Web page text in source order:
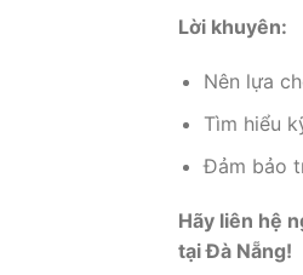
Lời khuyên:
Nên lựa
Tìm hiểu
Đảm bảo
Hãy liên hệ
tại Đà Nẵng!